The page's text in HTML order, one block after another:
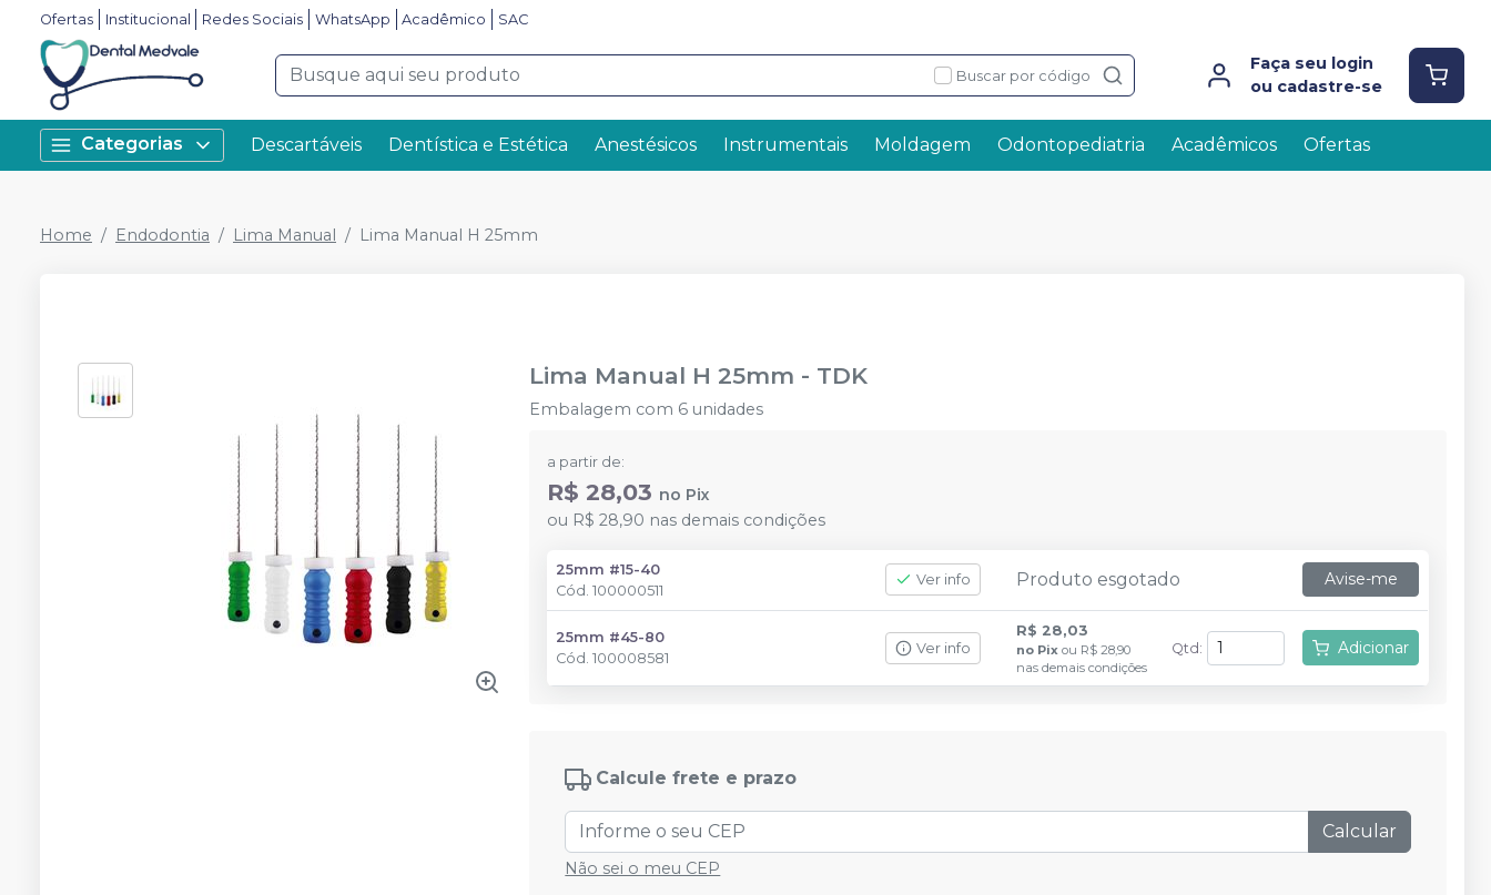
Ofertas Institucional Redes Sociais WhatsApp Acadêmico SAC
Buscar por código
Faça seu login
ou cadastre-se
Categorias Descartáveis Dentística e Estética Anestésicos Instrumentais Moldagem Odontopediatria Acadêmicos Ofertas
Home Endodontia Lima Manual Lima Manual H 25mm
Lima Manual H 25mm - TDK
Embalagem com 6 unidades
a partir de:
R$ 28,03 no Pix
ou R$ 28,90 nas demais condições
25mm #15-40
Cód.100000511
Ver info Produto esgotado Avise-me
25mm #45-80
Cód.100008581
Ver info
R$ 28,03
no Pix ou R$ 28,90
nas demais condições
Qtd : Adicionar
Calcule frete e prazo
Calcular
Não sei o meu CEP